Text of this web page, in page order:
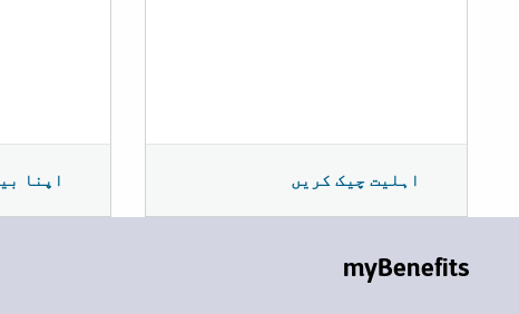
اپنا اہلیت چیک کریں
myBenefits